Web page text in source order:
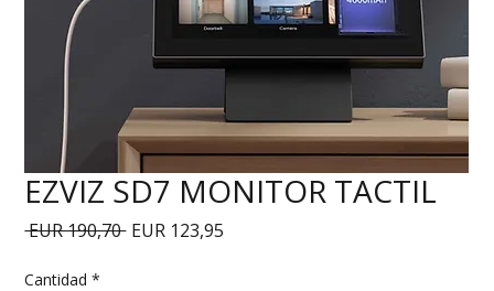
EZVIZ SD7 MONITOR TACTIL
EUR 190,70 Precio
EUR 123,95
Cantidad *